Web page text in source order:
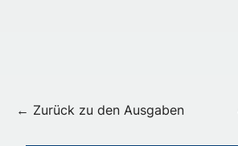
← Zurück zu den Ausgaben